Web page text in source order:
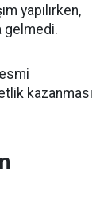
yapılırken,
gelmedi.
kazanması